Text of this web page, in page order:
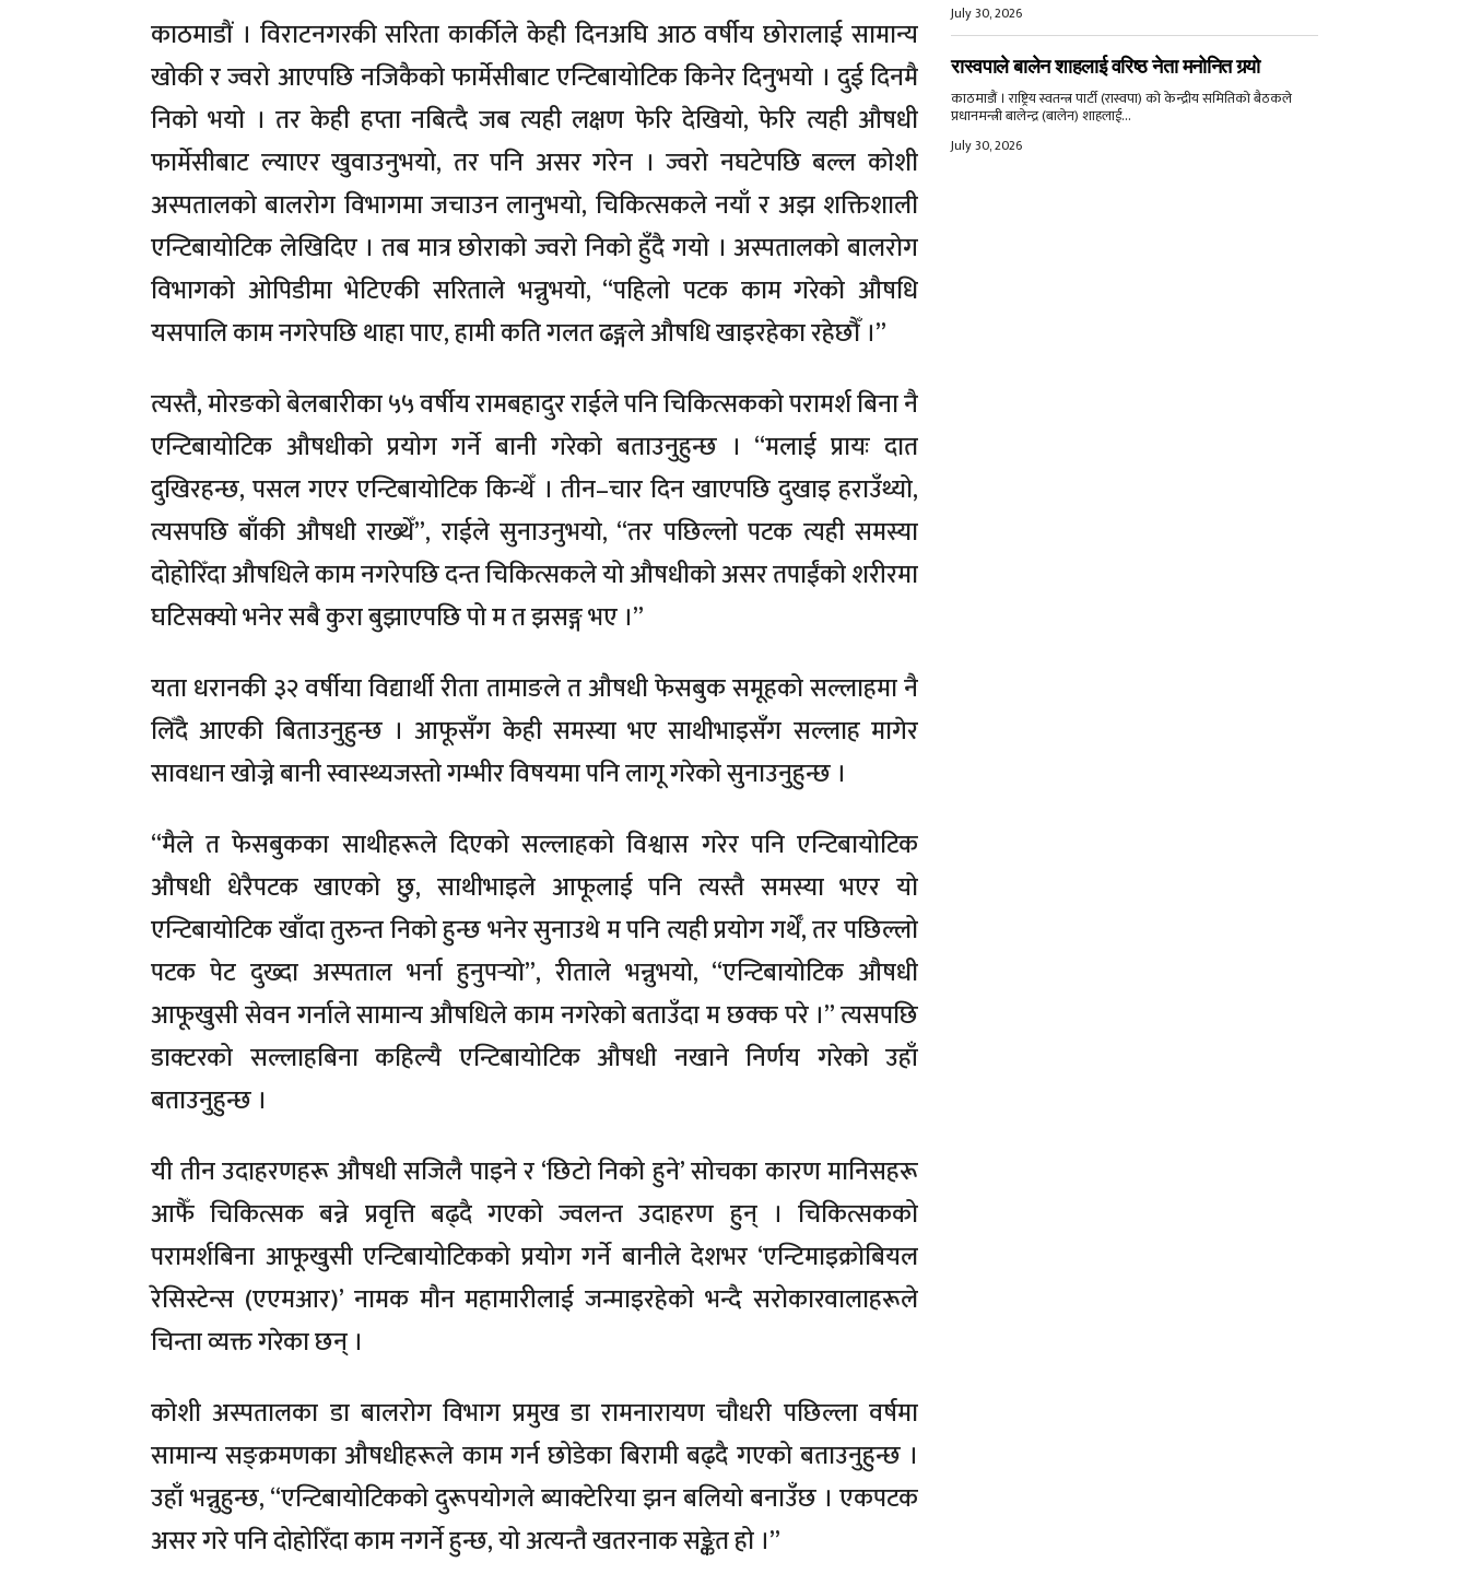
काठमाडौं । विराटनगरकी सरिता कार्कीले केही दिनअघि आठ वर्षीय छोरालाई सामान्य
खोकी र ज्वरो आएपछि नजिकैको फार्मेसीबाट एन्टिबायोटिक किनेर दिनुभयो । दुई दिनमै
निको भयो । तर केही हप्ता नबित्दै जब त्यही लक्षण फेरि देखियो, फेरि त्यही औषधी
फार्मेसीबाट ल्याएर खुवाउनुभयो, तर पनि असर गरेन । ज्वरो नघटेपछि बल्ल कोशी
अस्पतालको बालरोग विभागमा जचाउन लानुभयो, चिकित्सकले नयाँ र अझ शक्तिशाली
एन्टिबायोटिक लेखिदिए । तब मात्र छोराको ज्वरो निको हुँदै गयो । अस्पतालको बालरोग
विभागको ओपिडीमा भेटिएकी सरिताले भन्नुभयो, “पहिलो पटक काम गरेको औषधि
यसपालि काम नगरेपछि थाहा पाए, हामी कति गलत ढङ्गले औषधि खाइरहेका रहेछौँ ।”
त्यस्तै, मोरङको बेलबारीका ५५ वर्षीय रामबहादुर राईले पनि चिकित्सकको परामर्श बिना नै
एन्टिबायोटिक औषधीको प्रयोग गर्ने बानी गरेको बताउनुहुन्छ । “मलाई प्रायः दात
दुखिरहन्छ, पसल गएर एन्टिबायोटिक किन्थेँ । तीन–चार दिन खाएपछि दुखाइ हराउँथ्यो,
त्यसपछि बाँकी औषधी राख्थेँ”, राईले सुनाउनुभयो, “तर पछिल्लो पटक त्यही समस्या
दोहोरिँदा औषधिले काम नगरेपछि दन्त चिकित्सकले यो औषधीको असर तपाईंको शरीरमा
घटिसक्यो भनेर सबै कुरा बुझाएपछि पो म त झसङ्ग भए ।”
यता धरानकी ३२ वर्षीया विद्यार्थी रीता तामाङले त औषधी फेसबुक समूहको सल्लाहमा नै
लिँदै आएकी बिताउनुहुन्छ । आफूसँग केही समस्या भए साथीभाइसँग सल्लाह मागेर
सावधान खोज्ने बानी स्वास्थ्यजस्तो गम्भीर विषयमा पनि लागू गरेको सुनाउनुहुन्छ ।
“मैले त फेसबुकका साथीहरूले दिएको सल्लाहको विश्वास गरेर पनि एन्टिबायोटिक
औषधी धेरैपटक खाएको छु, साथीभाइले आफूलाई पनि त्यस्तै समस्या भएर यो
एन्टिबायोटिक खाँदा तुरुन्त निको हुन्छ भनेर सुनाउथे म पनि त्यही प्रयोग गर्थेँ, तर पछिल्लो
पटक पेट दुख्दा अस्पताल भर्ना हुनुपर्‍यो”, रीताले भन्नुभयो, “एन्टिबायोटिक औषधी
आफूखुसी सेवन गर्नाले सामान्य औषधिले काम नगरेको बताउँदा म छक्क परे ।” त्यसपछि
डाक्टरको सल्लाहबिना कहिल्यै एन्टिबायोटिक औषधी नखाने निर्णय गरेको उहाँ
बताउनुहुन्छ ।
यी तीन उदाहरणहरू औषधी सजिलै पाइने र ‘छिटो निको हुने’ सोचका कारण मानिसहरू
आफैँ चिकित्सक बन्ने प्रवृत्ति बढ्दै गएको ज्वलन्त उदाहरण हुन् । चिकित्सकको
परामर्शबिना आफूखुसी एन्टिबायोटिकको प्रयोग गर्ने बानीले देशभर ‘एन्टिमाइक्रोबियल
रेसिस्टेन्स (एएमआर)’ नामक मौन महामारीलाई जन्माइरहेको भन्दै सरोकारवालाहरूले
चिन्ता व्यक्त गरेका छन् ।
कोशी अस्पतालका डा बालरोग विभाग प्रमुख डा रामनारायण चौधरी पछिल्ला वर्षमा
सामान्य सङ्क्रमणका औषधीहरूले काम गर्न छोडेका बिरामी बढ्दै गएको बताउनुहुन्छ ।
उहाँ भन्नुहुन्छ, “एन्टिबायोटिकको दुरूपयोगले ब्याक्टेरिया झन बलियो बनाउँछ । एकपटक
असर गरे पनि दोहोरिँदा काम नगर्ने हुन्छ, यो अत्यन्तै खतरनाक सङ्केत हो ।”
July 30, 2026
रास्वपाले बालेन शाहलाई वरिष्ठ नेता मनोनित गर्‍यो
काठमाडौं । राष्ट्रिय स्वतन्त्र पार्टी (रास्वपा) को केन्द्रीय समितिको बैठकले
प्रधानमन्त्री बालेन्द्र (बालेन) शाहलाई...
July 30, 2026